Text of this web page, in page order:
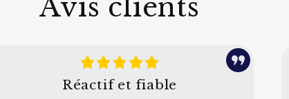
Avis clients
Réactif et fiable